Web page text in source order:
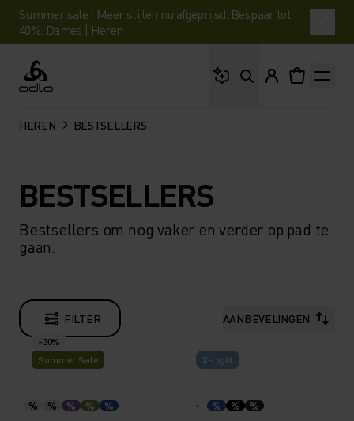
Summer sale | Meer stijlen nu afgeprijsd. Bespaar tot
40%. Dames | Heren
Odlo
HEREN BESTSELLERS
BESTSELLERS
Bestsellers om nog vaker en verder op pad te
gaan.
FILTER AANBEVELINGEN
-30%
Summer Sale
% % % % %
X-Light
% % %